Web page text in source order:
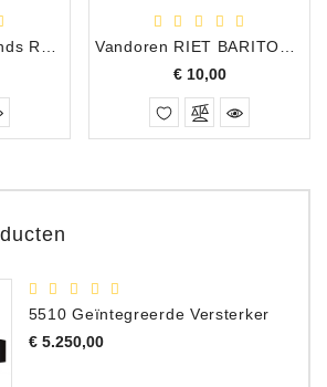
€ 10,00Prijs
5510 Geïntegreerde Versterker
€ 5.250,00Prijs